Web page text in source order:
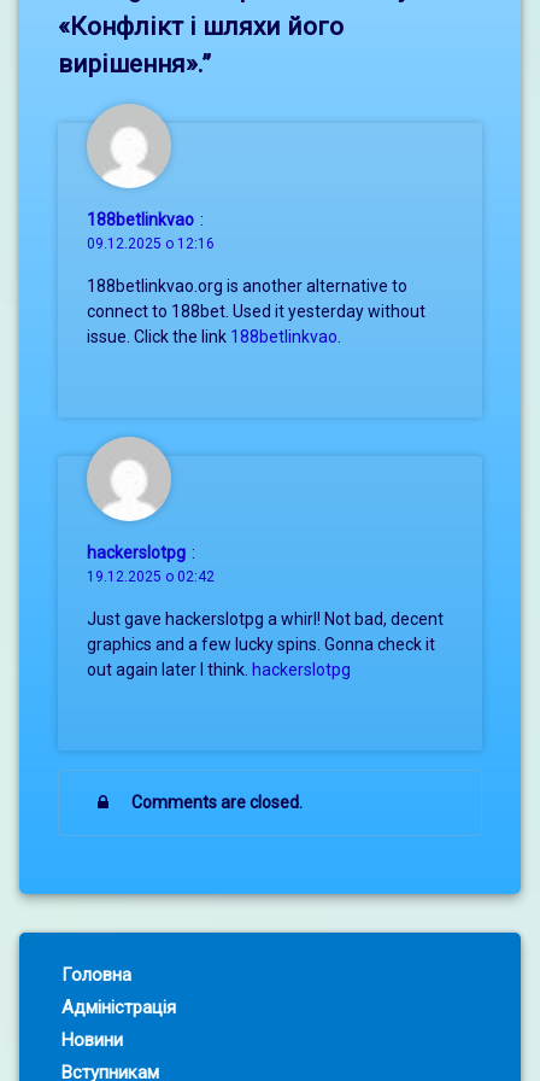
«Конфлікт і шляхи його
вирішення».”
188betlinkvao :
09.12.2025 о 12:16
188betlinkvao.org is another alternative to
connect to 188bet. Used it yesterday without
issue. Click the link 188betlinkvao.
hackerslotpg :
19.12.2025 о 02:42
Just gave hackerslotpg a whirl! Not bad, decent
graphics and a few lucky spins. Gonna check it
out again later I think. hackerslotpg
Comments are closed.
Головна
Адміністрація
Новини
Вступникам